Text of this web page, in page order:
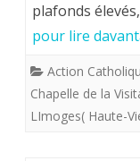
plafonds
pour lire
Action
Chapelle de la
LImoges( Haute-